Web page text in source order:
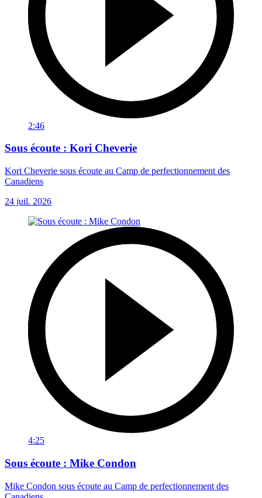
2:46
Sous écoute : Kori Cheverie
Kori Cheverie sous écoute au Camp de perfectionnement des
Canadiens
24 juil. 2026
4:25
Sous écoute : Mike Condon
Mike Condon sous écoute au Camp de perfectionnement des